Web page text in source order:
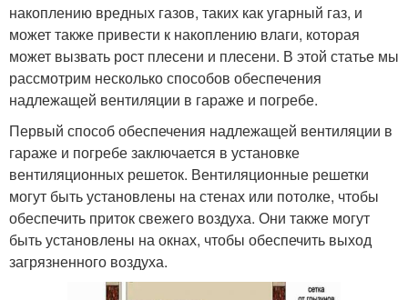
накоплению вредных газов, таких как угарный газ, и
может также привести к накоплению влаги, которая
может вызвать рост плесени и плесени. В этой статье мы
рассмотрим несколько способов обеспечения
надлежащей вентиляции в гараже и погребе.
Первый способ обеспечения надлежащей вентиляции в
гараже и погребе заключается в установке
вентиляционных решеток. Вентиляционные решетки
могут быть установлены на стенах или потолке, чтобы
обеспечить приток свежего воздуха. Они также могут
быть установлены на окнах, чтобы обеспечить выход
загрязненного воздуха.